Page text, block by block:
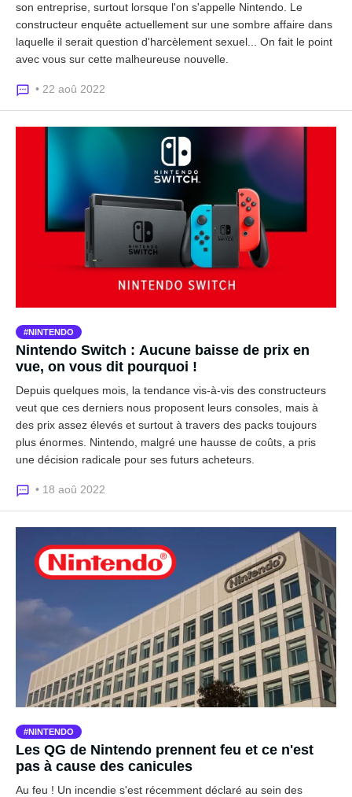
son entreprise, surtout lorsque l'on s'appelle Nintendo. Le
constructeur enquête actuellement sur une sombre affaire dans
laquelle il serait question d'harcèlement sexuel... On fait le point
avec vous sur cette malheureuse nouvelle.
• 22 aoû 2022
NINTENDO
Nintendo Switch : Aucune baisse de prix en
vue, on vous dit pourquoi !
Depuis quelques mois, la tendance vis-à-vis des constructeurs
veut que ces derniers nous proposent leurs consoles, mais à
des prix assez élevés et surtout à travers des packs toujours
plus énormes. Nintendo, malgré une hausse de coûts, a pris
une décision radicale pour ses futurs acheteurs.
• 18 aoû 2022
NINTENDO
Les QG de Nintendo prennent feu et ce n'est
pas à cause des canicules
Au feu ! Un incendie s'est récemment déclaré au sein des